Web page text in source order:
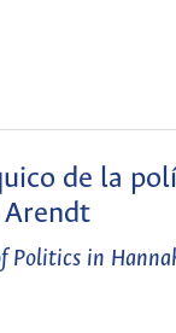
de la
Arendt
Politics in